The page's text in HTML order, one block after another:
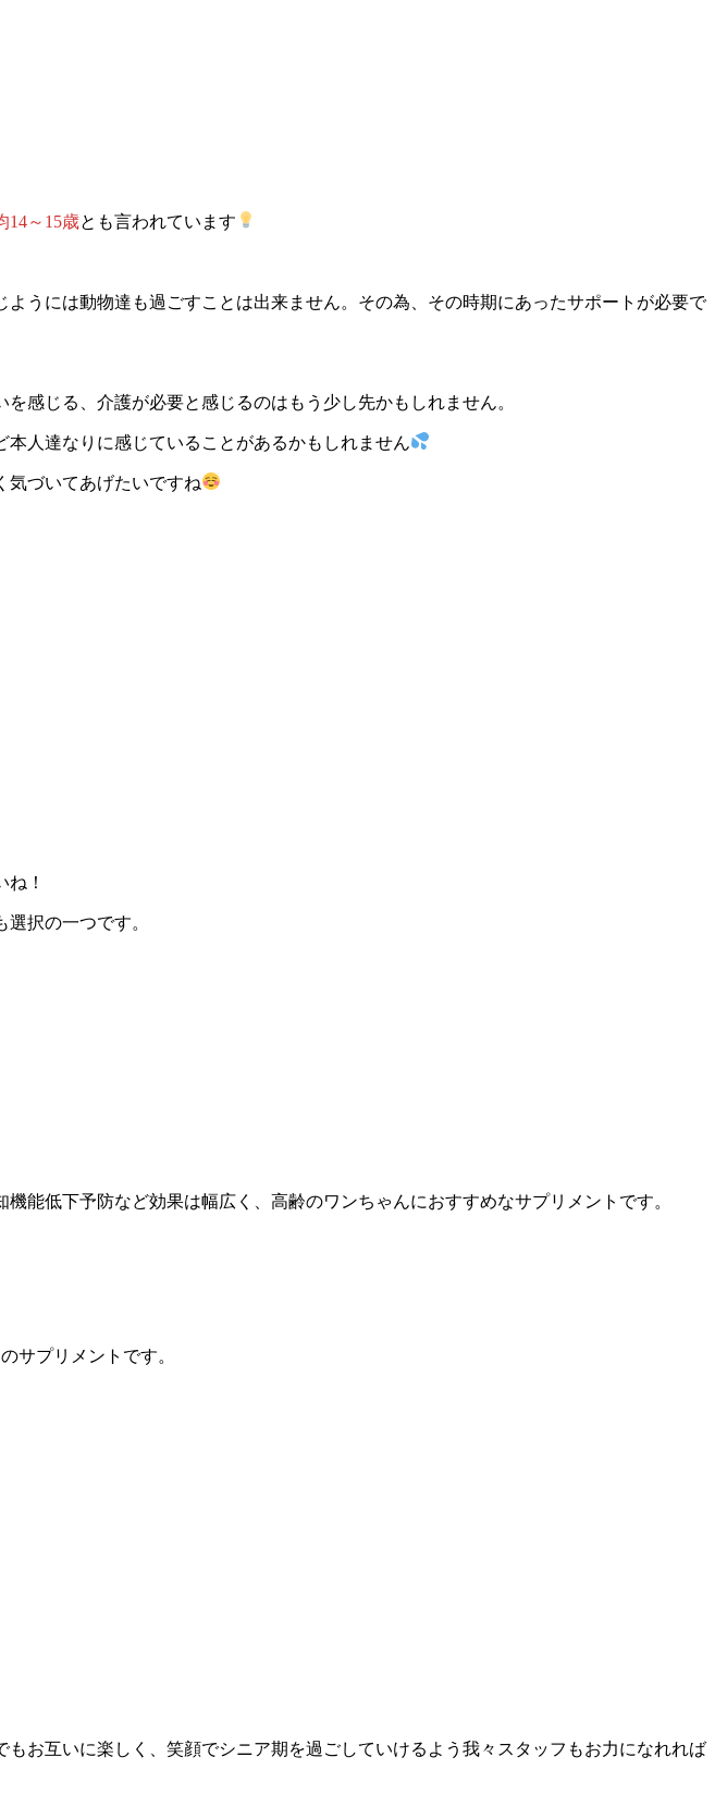
14～15歳とも言われています
うには動物達も過ごすことは出来ません。その為、その時期にあったサポートが必要で
感じる、介護が必要と感じるのはもう少し先かもしれません。
本人達なりに感じていることがあるかもしれません
気づいてあげたいですね
！
選択の一つです。
能低下予防など効果は幅広く、高齢のワンちゃんにおすすめなサプリメントです。
サプリメントです。
お互いに楽しく、笑顔でシニア期を過ごしていけるよう我々スタッフもお力になれれば